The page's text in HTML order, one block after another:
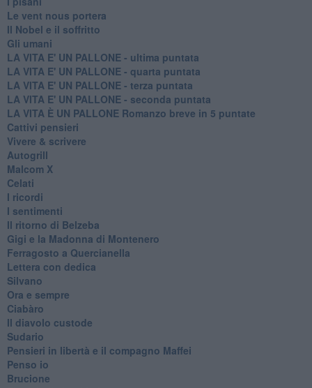
Le vent nous portera
Il Nobel e il soffritto
Gli umani
LA VITA E' UN PALLONE - ultima puntata
LA VITA E' UN PALLONE - quarta puntata
LA VITA E' UN PALLONE - terza puntata
LA VITA E' UN PALLONE - seconda puntata
LA VITA È UN PALLONE Romanzo breve in 5 puntate
Cattivi pensieri
Vivere & scrivere
Autogrill
Malcom X
Celati
I ricordi
I sentimenti
Il ritorno di Belzeba
Gigi e la Madonna di Montenero
Ferragosto a Quercianella
Lettera con dedica
Silvano
Ora e sempre
Ciabàro
Il diavolo custode
Sudario
Pensieri in libertà e il compagno Maffei
Penso io
Brucione